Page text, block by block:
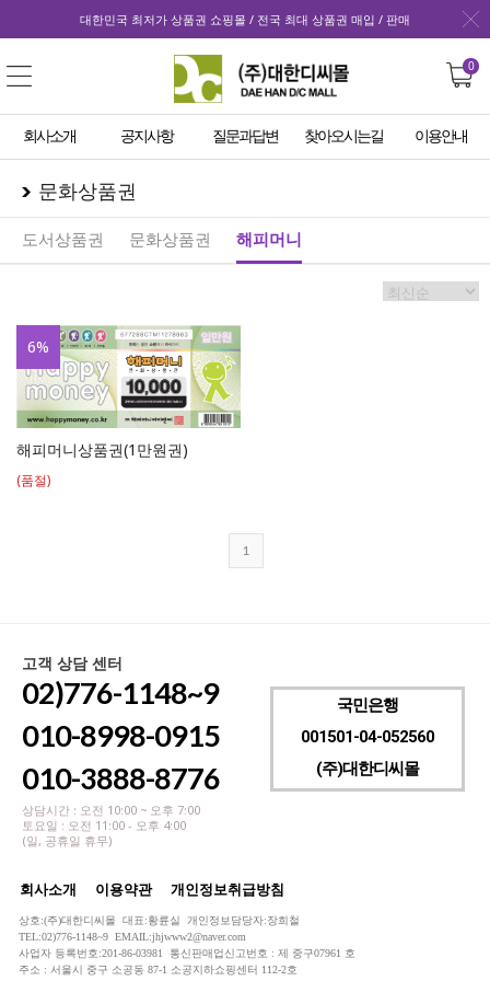
대한민국 최저가 상품권 쇼핑몰 / 전국 최대 상품권 매입 / 판매
0
회사소개 공지사항 질문과답변 찾아오시는길 이용안내
문화상품권
도서상품권 문화상품권 해피머니
6%
해피머니상품권(1만원권)
(품절)
1
고객 상담 센터
02)776-1148~9
010-8998-0915
010-3888-8776
상담시간 : 오전 10:00 ~ 오후 7:00
토요일 : 오전 11:00 - 오후 4:00
(일, 공휴일 휴무)
국민은행
001501-04-052560
(주)대한디씨몰
회사소개 이용약관 개인정보취급방침
상호:(주)대한디씨몰 대표:황륜실 개인정보담당자:장희철
TEL:02)776-1148~9 EMAIL:jhjwww2@naver.com
사업자 등록번호:201-86-03981 통신판매업신고번호 : 제 중구07961 호
주소 : 서울시 중구 소공동 87-1 소공지하쇼핑센터 112-2호